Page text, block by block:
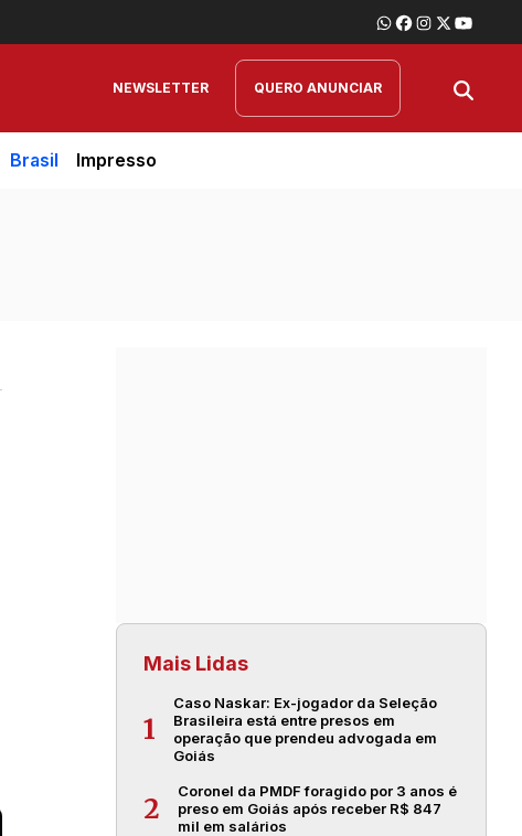
NEWSLETTER QUERO ANUNCIAR
Brasil Impresso
Mais Lidas
1
Caso Naskar: Ex-jogador da Seleção
Brasileira está entre presos em
operação que prendeu advogada em
Goiás
2
Coronel da PMDF foragido por 3 anos é
preso em Goiás após receber R$ 847
mil em salários